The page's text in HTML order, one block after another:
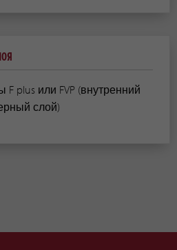
plus или FVP (внутренний
слой)